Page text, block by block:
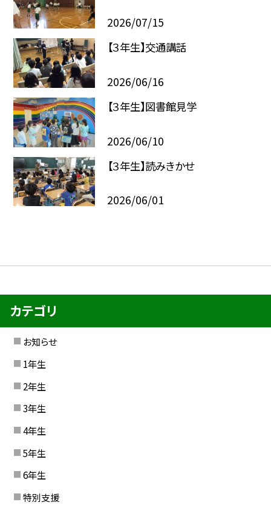
2026/07/15
【３年生】交通講話
2026/06/16
【３年生】図書館見学
2026/06/10
【３年生】読みきかせ
2026/06/01
カテゴリ
お知らせ
1年生
2年生
3年生
4年生
5年生
6年生
特別支援